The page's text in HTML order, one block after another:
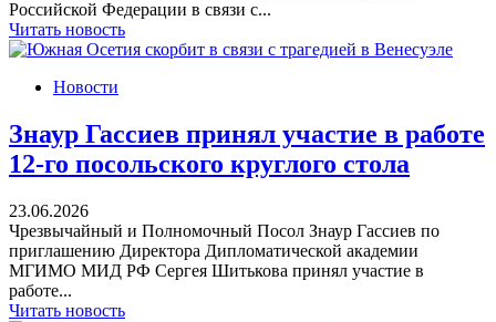
Российской Федерации в связи с...
Читать новость
Новости
Знаур Гассиев принял участие в работе
12-го посольского круглого стола
23.06.2026
Чрезвычайный и Полномочный Посол Знаур Гассиев по
приглашению Директора Дипломатической академии
МГИМО МИД РФ Сергея Шитькова принял участие в
работе...
Читать новость